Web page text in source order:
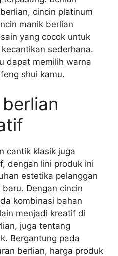
cincin platinum
manik berlian
yang cocok untuk
sederhana.
dapat memilih warna
shui kamu.
cantik klasik juga
dengan lini produk ini
estetika pelanggan
Dengan cincin
kombinasi bahan
menjadi kreatif di
juga tentang
Bergantung pada
berlian, harga produk